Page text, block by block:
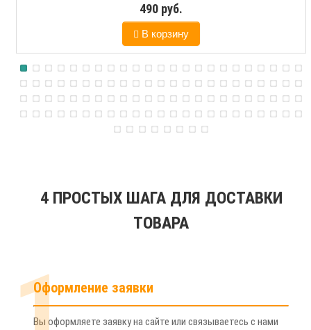
490 руб.
В корзину
4 ПРОСТЫХ ШАГА ДЛЯ ДОСТАВКИ
ТОВАРА
Оформление заявки
Вы оформляете заявку на сайте или связываетесь с нами